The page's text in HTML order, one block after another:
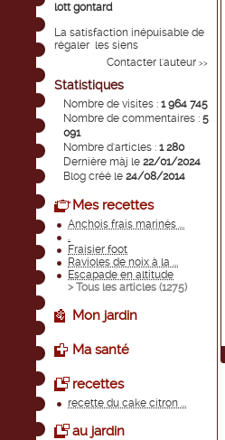
lott gontard
La satisfaction inépuisable de
régaler les siens
Contacter l'auteur >>
Statistiques
Nombre de visites : 1 964 745
Nombre de commentaires : 5
091
Nombre d'articles : 1 280
Dernière màj le 22/01/2024
Blog créé le 24/08/2014
Mes recettes
Anchois frais marinés ...
.
Fraisier foot
Ravioles de noix à la ...
Escapade en altitude
> Tous les articles (1275)
Mon jardin
Ma santé
recettes
recette du cake citron ...
au jardin